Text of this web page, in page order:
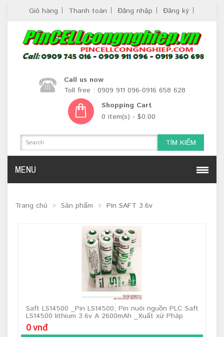
Giỏ hàng Thanh toán Đăng nhập Đăng ký
Call us now
Toll free : 0909 911 096-0916 658 628
Shopping Cart
0 item(s) - $0.00
TÌM KIẾM
MENU
Trang chủ Sản phẩm Pin SAFT 3.6v
Saft LS14500 _Pin LS14500; Pin nuôi nguồn PLC Saft
LS14500 lithium 3.6v A 2600mAh _Xuất xứ Pháp
0 vnđ